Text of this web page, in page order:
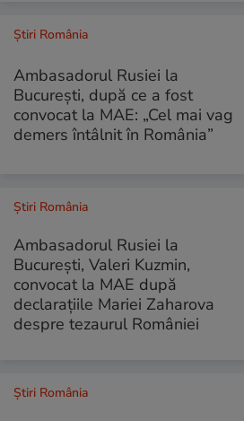
Știri România
Ambasadorul Rusiei la
Bucureşti, după ce a fost
convocat la MAE: „Cel mai vag
demers întâlnit în România”
Știri România
Ambasadorul Rusiei la
București, Valeri Kuzmin,
convocat la MAE după
declarațiile Mariei Zaharova
despre tezaurul României
Știri România